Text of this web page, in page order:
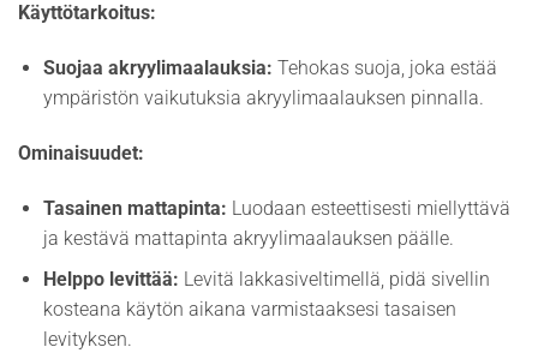
Käyttötarkoitus:
Suojaa akryylimaalauksia: Tehokas suoja, joka estää
ympäristön vaikutuksia akryylimaalauksen pinnalla.
Ominaisuudet:
Tasainen mattapinta: Luodaan esteettisesti miellyttävä
ja kestävä mattapinta akryylimaalauksen päälle.
Helppo levittää: Levitä lakkasiveltimellä, pidä sivellin
kosteana käytön aikana varmistaaksesi tasaisen
levityksen.